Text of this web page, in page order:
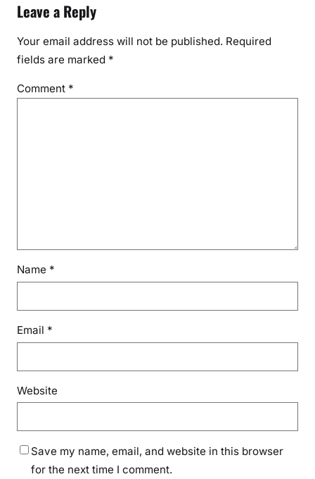
Leave a Reply
Your email address will not be published. Required
fields are marked *
Comment *
Name *
Email *
Website
Save my name, email, and website in this browser
for the next time I comment.